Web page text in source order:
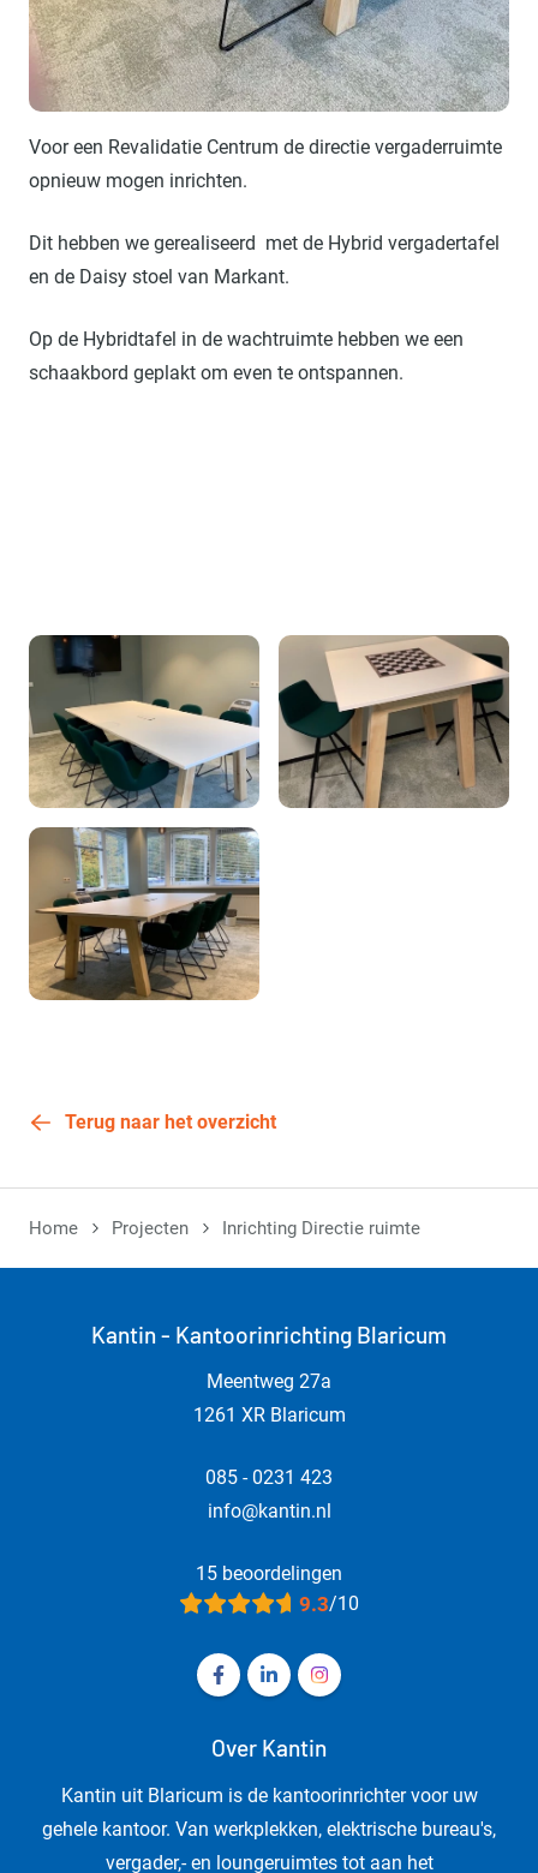
Voor een Revalidatie Centrum de directie vergaderruimte
opnieuw mogen inrichten.
Dit hebben we gerealiseerd met de Hybrid vergadertafel
en de Daisy stoel van Markant.
Op de Hybridtafel in de wachtruimte hebben we een
schaakbord geplakt om even te ontspannen.
Terug naar het overzicht
Home Projecten Inrichting Directie ruimte
Kantin - Kantoorinrichting Blaricum
Meentweg 27a
1261 XR Blaricum
085 - 0231 423
info@kantin.nl
15 beoordelingen
9.3/10
Volg ons op Facebook Kantin -
Volg ons op LinkedIn Kantin
Volg ons op Instagram
Over Kantin
Kantin uit Blaricum is de kantoorinrichter voor uw
gehele kantoor. Van werkplekken, elektrische bureau's,
vergader,- en loungeruimtes tot aan het